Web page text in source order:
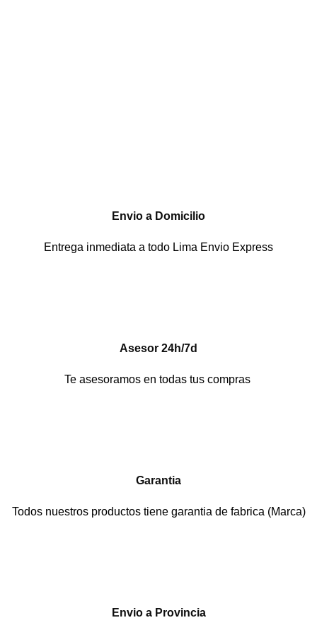
Envio a Domicilio
Entrega inmediata a todo Lima Envio Express
Asesor 24h/7d
Te asesoramos en todas tus compras
Garantia
Todos nuestros productos tiene garantia de fabrica (Marca)
Envio a Provincia